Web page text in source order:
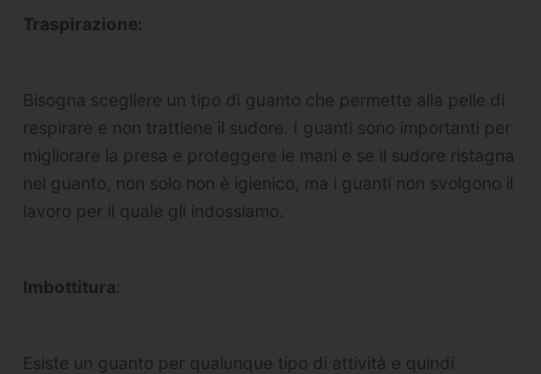
Traspirazione:
Bisogna scegliere un tipo di guanto che permette alla pelle di
respirare e non trattiene il sudore. I guanti sono importanti per
migliorare la presa e proteggere le mani e se il sudore ristagna
nel guanto, non solo non è igienico, ma i guanti non svolgono il
lavoro per il quale gli indossiamo.
Imbottitura:
Esiste un guanto per qualunque tipo di attività e quindi